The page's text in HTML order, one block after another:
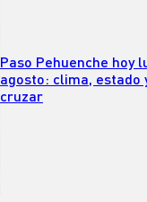
Paso Pehuenche hoy
agosto: clima, estado
cruzar